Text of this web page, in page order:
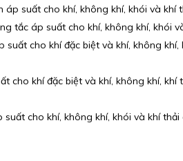
áp suất cho khí, không khí, khói và khí
tắc áp suất cho khí, không khí, khói
suất cho khí đặc biệt và khí, không
cho khí đặc biệt và khí, không khí, khí
suất cho khí, không khí, khói và khí